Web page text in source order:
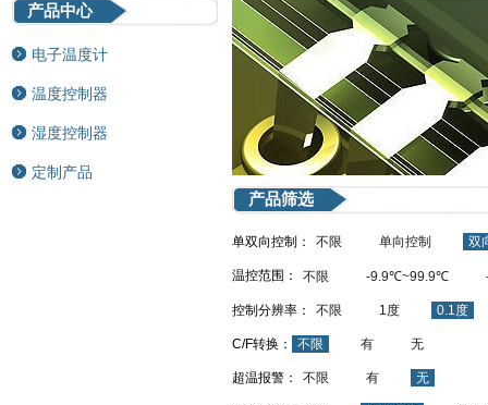
产品中心
电子温度计
温度控制器
湿度控制器
定制产品
产品筛选
单双向控制： 不限 单向控制 双
温控范围： 不限 -9.9℃~99.9℃
控制分辨率： 不限 1度 0.1度
C/F转换： 不限 有 无
超温报警： 不限 有 无